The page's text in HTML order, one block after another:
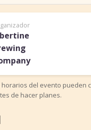
horarios del evento pueden
de hacer planes.